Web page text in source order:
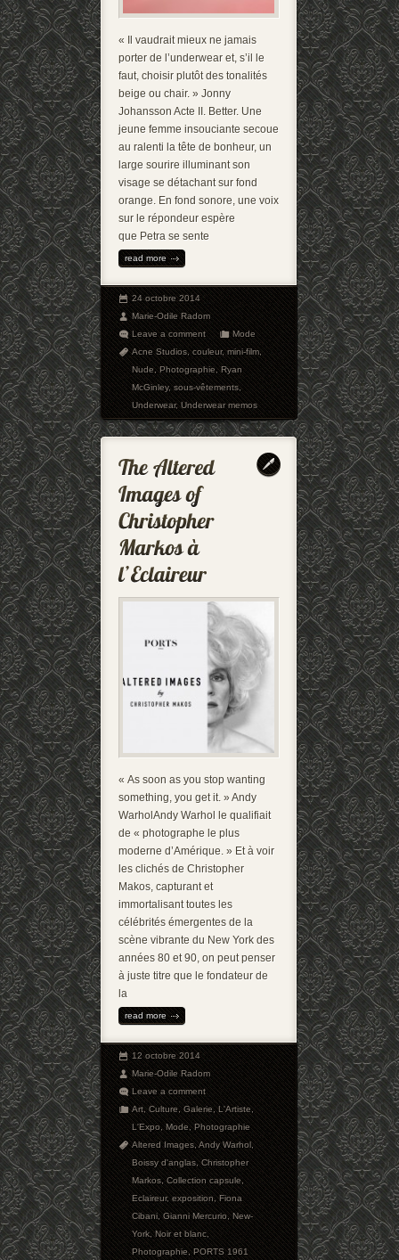
« Il vaudrait mieux ne jamais
porter de l’underwear et, s’il le
faut, choisir plutôt des tonalités
beige ou chair. » Jonny
Johansson Acte II. Better. Une
jeune femme insouciante secoue
au ralenti la tête de bonheur, un
large sourire illuminant son
visage se détachant sur fond
orange. En fond sonore, une voix
sur le répondeur espère
que Petra se sente
read more
24 octobre 2014
Marie-Odile Radom
Leave a comment
Mode
Acne Studios,couleur,mini-film,
Nude,Photographie,Ryan
McGinley,sous-vêtements,
Underwear,Underwear memos
« As soon as you stop wanting
something, you get it. » Andy
WarholAndy Warhol le qualifiait
de « photographe le plus
moderne d’Amérique. » Et à voir
les clichés de Christopher
Makos, capturant et
immortalisant toutes les
célébrités émergentes de la
scène vibrante du New York des
années 80 et 90, on peut penser
à juste titre que le fondateur de
la
read more
12 octobre 2014
Marie-Odile Radom
Leave a comment
Art,Culture,Galerie,L'Artiste,
L'Expo,Mode,Photographie
Altered Images,Andy Warhol,
Boissy d'anglas,Christopher
Markos,Collection capsule,
Eclaireur,exposition,Fiona
Cibani,Gianni Mercurio,New-
York,Noir et blanc,
Photographie,PORTS 1961